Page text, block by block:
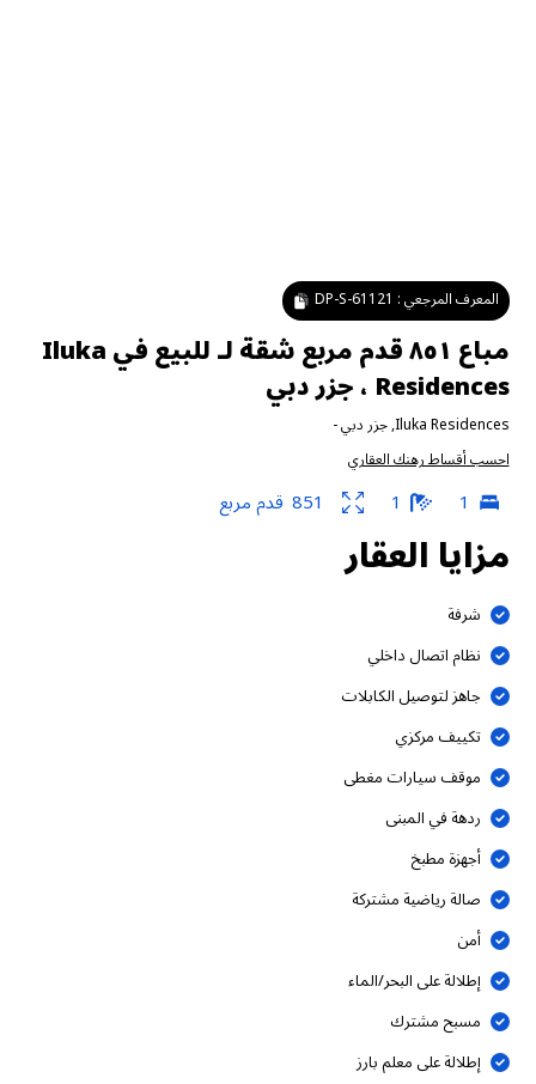
المعرف المرجعي : DP-S-61121
مباع ٨٥١ قدم مربع شقة لـ للبيع في Iluka
Residences ، جزر دبي
Iluka Residences
,جزر دبي-
احسب أقساط رهنك العقاري
1
1
851 قدم مربع
مزايا العقار
شرفة
نظام اتصال داخلي
جاهز لتوصيل الكابلات
تكييف مركزي
موقف سيارات مغطى
ردهة في المبنى
أجهزة مطبخ
صالة رياضية مشتركة
أمن
إطلالة على البحر/الماء
مسبح مشترك
إطلالة على معلم بارز